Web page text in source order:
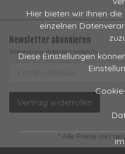
Hier bieten wir Ihnen
einzelnen
Diese Einstellungen
Newsletter abonnieren
Abmeldung jederzeit möglich
Vertrag widerrufen
* Alle Preise inkl.